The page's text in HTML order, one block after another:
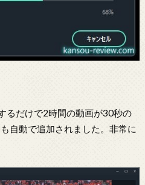
るだけで2時間の動画が30秒の
自動で追加されました。非常に